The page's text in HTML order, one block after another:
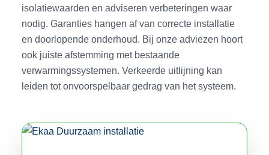
isolatiewaarden en adviseren verbeteringen waar
nodig. Garanties hangen af van correcte installatie
en doorlopende onderhoud. Bij onze adviezen hoort
ook juiste afstemming met bestaande
verwarmingssystemen. Verkeerde uitlijning kan
leiden tot onvoorspelbaar gedrag van het systeem.